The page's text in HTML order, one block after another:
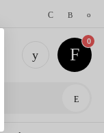
Поиск
+7 (831)
0